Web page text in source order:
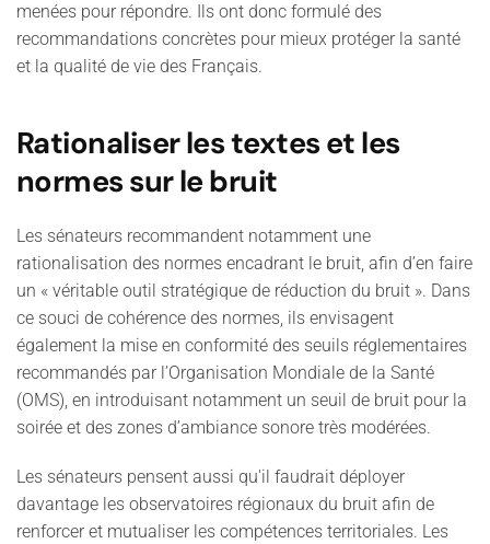
menées pour répondre. Ils ont donc formulé des
recommandations concrètes pour mieux protéger la santé
et la qualité de vie des Français.
Rationaliser les textes et les
normes sur le bruit
Les sénateurs recommandent notamment une
rationalisation des normes encadrant le bruit, afin d’en faire
un « véritable outil stratégique de réduction du bruit ». Dans
ce souci de cohérence des normes, ils envisagent
également la mise en conformité des seuils réglementaires
recommandés par l’Organisation Mondiale de la Santé
(OMS), en introduisant notamment un seuil de bruit pour la
soirée et des zones d’ambiance sonore très modérées.
Les sénateurs pensent aussi qu'il faudrait déployer
davantage les observatoires régionaux du bruit afin de
renforcer et mutualiser les compétences territoriales. Les